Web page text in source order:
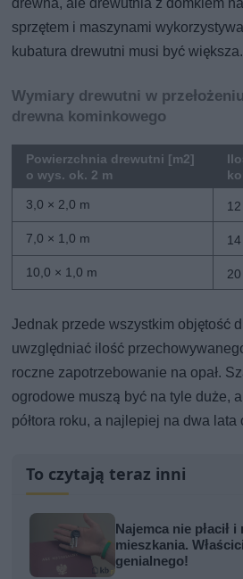
sprzętem i maszynami
kubatura drewutni musi być większa.
Wymiary drewutni w
drewna kominkowego
Powierzchnia drewutni [m2]
o wys. ok. 2 m
3,0 × 2,0 m
7,0 × 1,0 m
10,0 × 1,0 m
Jednak przede wszystkim objętość
uwzględniać ilość
roczne zapotrzebowanie na opał.
ogrodowe muszą być na tyle duże,
półtora roku, a najlepiej na dwa lata
To czytają teraz inni
Najemca nie płacił
mieszkania.
genialnego!